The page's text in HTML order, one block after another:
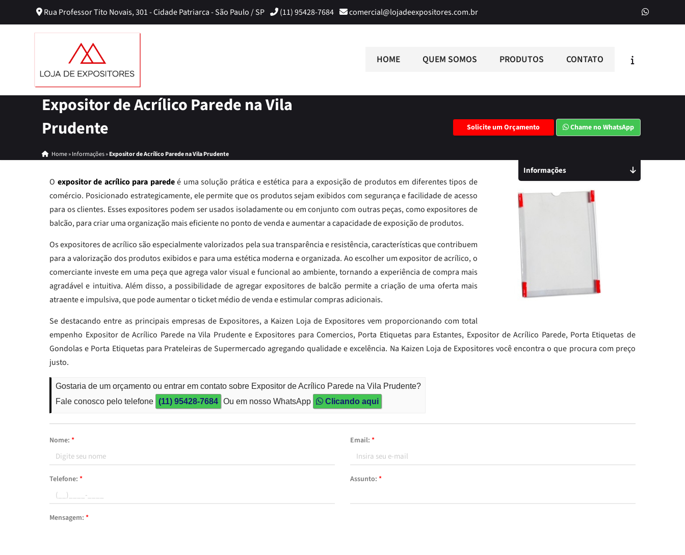
Rua Professor Tito Novais, 301 - Cidade Patriarca - São Paulo / SP (11) 95428-7684 comercial@lojadeexpositores.com.br
HOME QUEM SOMOS PRODUTOS CONTATO
Expositor de Acrílico Parede na Vila
Prudente
Home»Informações»Expositor de Acrílico Parede na Vila Prudente
Solicite um Orçamento Chame no WhatsApp
O expositor de acrílico para paredeé uma solução prática e estética para a exposição de produtos em diferentes tipos de
comércio. Posicionado estrategicamente, ele permite que os produtos sejam exibidos com segurança e facilidade de acesso
para os clientes. Esses expositores podem ser usados isoladamente ou em conjunto com outras peças, como expositores de
balcão, para criar uma organização mais eficiente no ponto de venda e aumentar a capacidade de exposição de produtos.
Os expositores de acrílico são especialmente valorizados pela sua transparência e resistência, características que contribuem
para a valorização dos produtos exibidos e para uma estética moderna e organizada. Ao escolher um expositor de acrílico, o
comerciante investe em uma peça que agrega valor visual e funcional ao ambiente, tornando a experiência de compra mais
agradável e intuitiva. Além disso, a possibilidade de agregar expositores de balcão permite a criação de uma oferta mais
atraente e impulsiva, que pode aumentar o ticket médio de venda e estimular compras adicionais.
Se destacando entre as principais empresas de Expositores, a Kaizen Loja de Expositores vem proporcionando com total
empenho Expositor de Acrílico Parede na Vila Prudente e Expositores para Comercios, Porta Etiquetas para Estantes, Expositor de Acrílico Parede, Porta Etiquetas de
Gondolas e Porta Etiquetas para Prateleiras de Supermercado agregando qualidade e excelência. Na Kaizen Loja de Expositores você encontra o que procura com preço
justo.
Gostaria de um orçamento ou entrar em contato sobre Expositor de Acrílico Parede na Vila Prudente?
Fale conosco pelo telefone
(11) 95428-7684 Ou em nosso WhatsApp Clicando aqui
Nome:* Email: *
Telefone:* Assunto: *
Mensagem:*
Informações